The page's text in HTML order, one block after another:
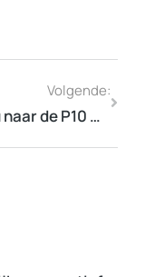
Volgende:
Komt u naar de P10 Wintersessie?